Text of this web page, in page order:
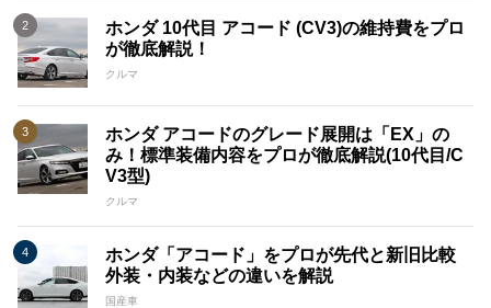
ホンダ 10代目 アコード (CV3)の維持費をプロ
が徹底解説！
クルマ
ホンダ アコードのグレード展開は「EX」の
み！標準装備内容をプロが徹底解説(10代目/C
V3型)
クルマ
ホンダ「アコード」をプロが先代と新旧比較
外装・内装などの違いを解説
国産車